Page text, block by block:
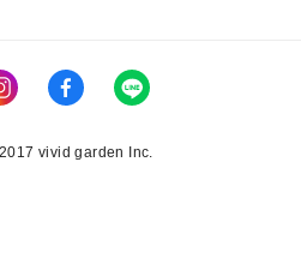
vivid garden Inc.